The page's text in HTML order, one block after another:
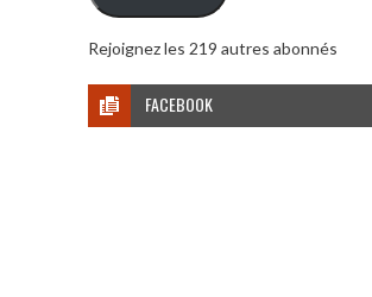
Rejoignez les 219 autres abonnés
FACEBOOK